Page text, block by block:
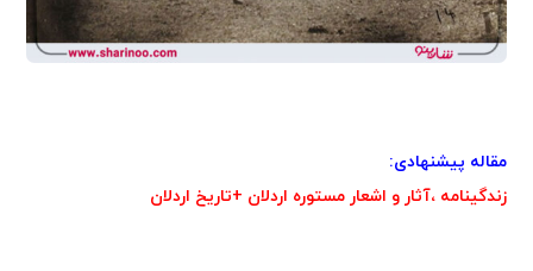
مقاله پیشنهادی:
زندگینامه ،آثار و اشعار مستوره اردلان +تاریخ اردلان